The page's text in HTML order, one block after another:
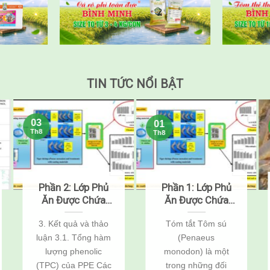
TIN TỨC NỔI BẬT
Phần 2: Lớp Phủ
Ăn Được Chứa
Chitosan, Nisin
Và Chiết Xuất Vỏ
Khoai Tây Giúp
Kéo Dài Thời Hạn
Sử Dụng Của
3. Kết quả và thảo
luận 3.1. Tổng hàm
lượng phenolic
(TPC) của PPE Các
03
Th8
Phần 1: Lớp Phủ
Ăn Được Chứa
Chitosan, Nisin
Và Chiết Xuất Vỏ
Khoai Tây Giúp
Kéo Dài Thời Hạn
Sử Dụng Của
Tóm tắt Tôm sú
(Penaeus
monodon) là một
trong những đối
01
Th8